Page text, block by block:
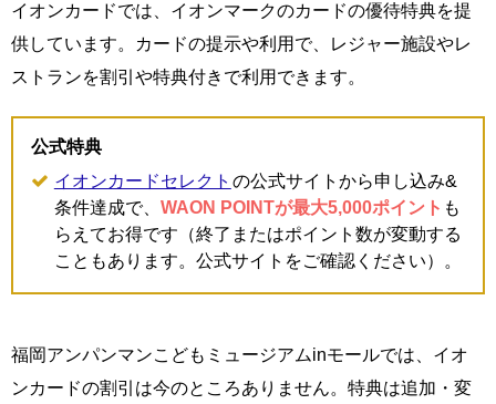
イオンカードでは、イオンマークのカードの優待特典を提
供しています。カードの提示や利用で、レジャー施設やレ
ストランを割引や特典付きで利用できます。
公式特典
イオンカードセレクト の公式サイトから申し込み&
条件達成で、 WAON POINTが最大5,000ポイント も
らえてお得です（終了またはポイント数が変動する
こともあります。公式サイトをご確認ください）。
福岡アンパンマンこどもミュージアムinモールでは、イオ
ンカードの割引は今のところありません。特典は追加・変